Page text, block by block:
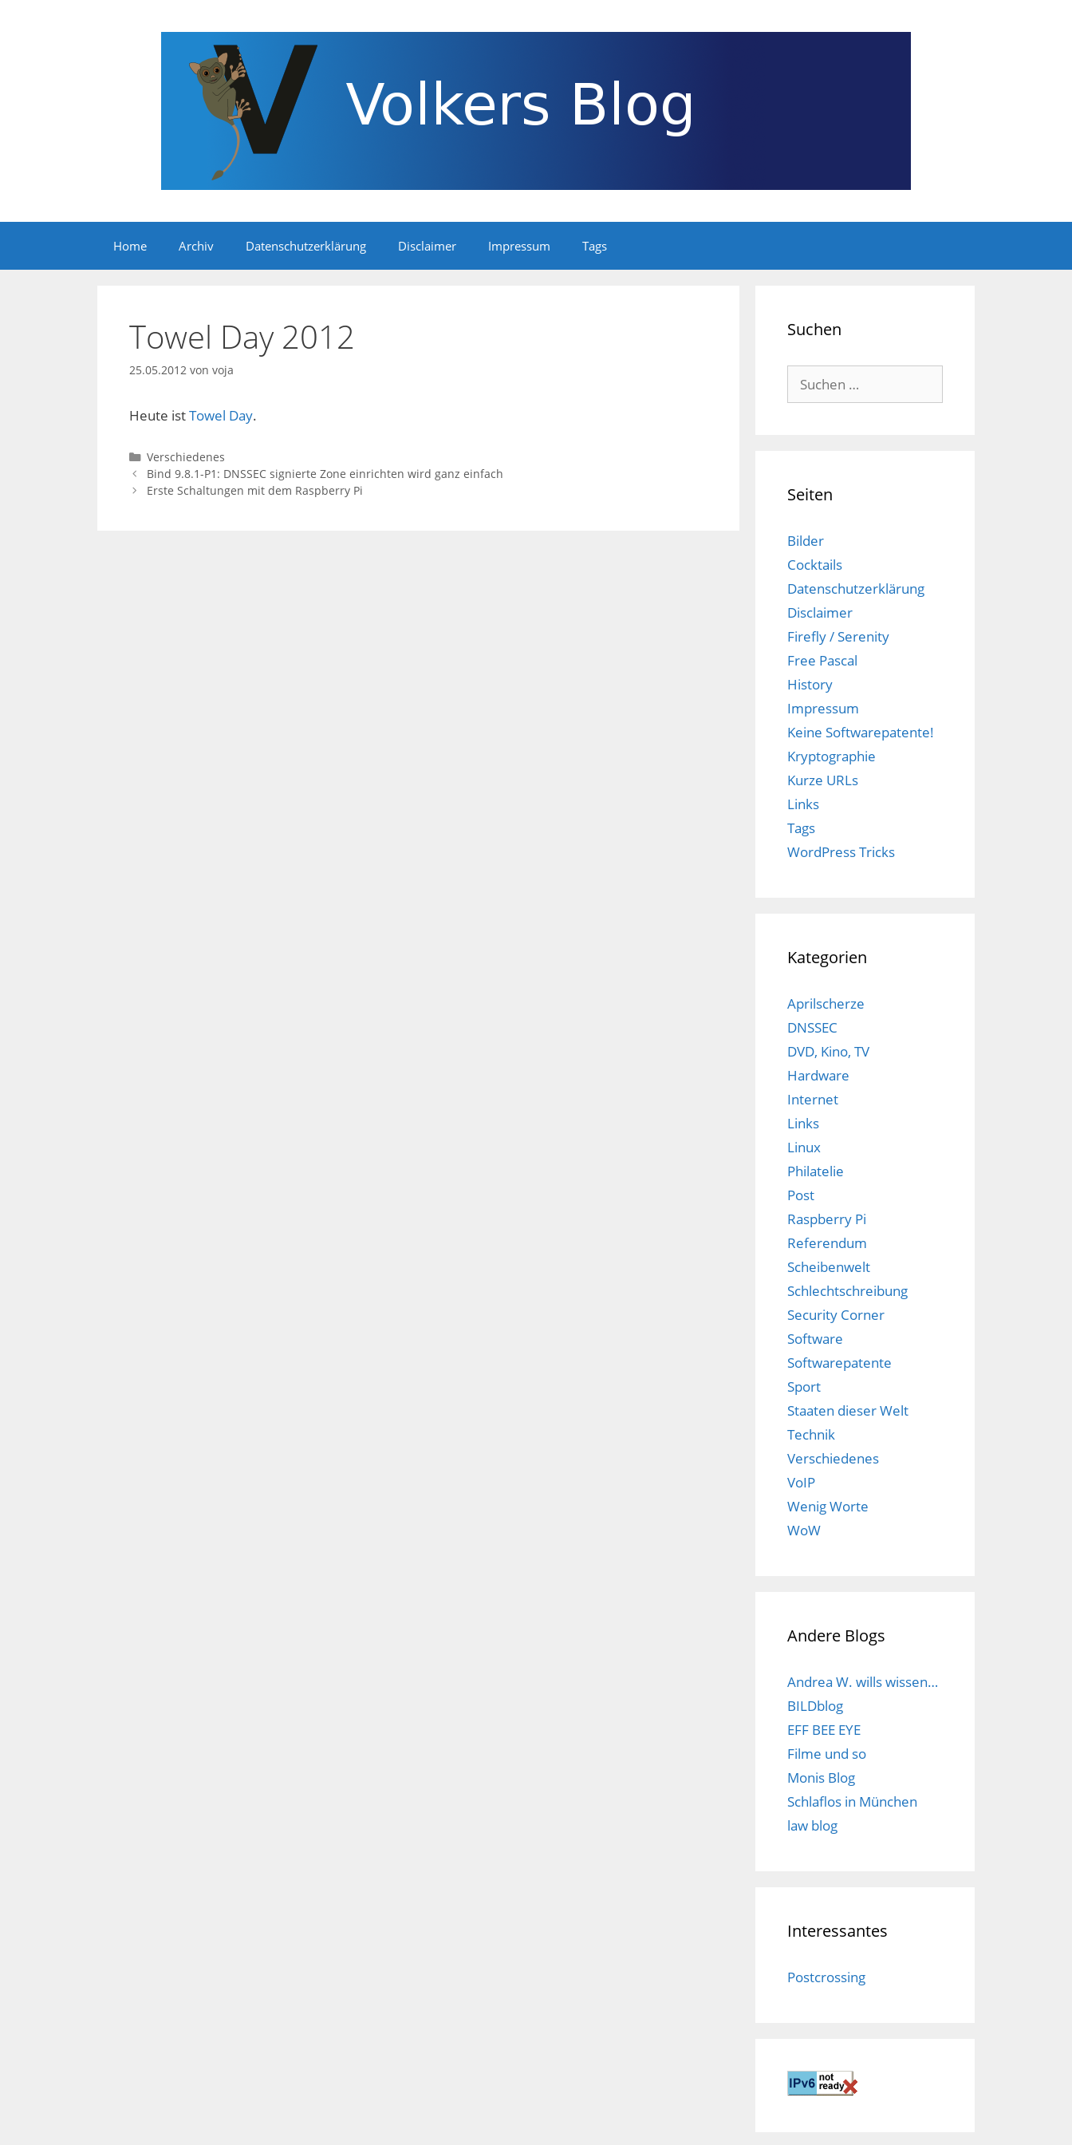
Home Archiv Datenschutzerklärung Disclaimer Impressum Tags
Towel Day 2012
25.05.2012 von voja
Heute istTowel Day.
Kategorien
Verschiedenes
Bind 9.8.1-P1: DNSSEC signierte Zone einrichten wird ganz einfach
Erste Schaltungen mit dem Raspberry Pi
Suchen
Suchen
nach:
Seiten
Bilder
Cocktails
Datenschutzerklärung
Disclaimer
Firefly / Serenity
Free Pascal
History
Impressum
Keine Softwarepatente!
Kryptographie
Kurze URLs
Links
Tags
WordPress Tricks
Kategorien
Aprilscherze
DNSSEC
DVD, Kino, TV
Hardware
Internet
Links
Linux
Philatelie
Post
Raspberry Pi
Referendum
Scheibenwelt
Schlechtschreibung
Security Corner
Software
Softwarepatente
Sport
Staaten dieser Welt
Technik
Verschiedenes
VoIP
Wenig Worte
WoW
Andere Blogs
Andrea W. wills wissen…
BILDblog
EFF BEE EYE
Filme und so
Monis Blog
Schlaflos in München
law blog
Interessantes
Postcrossing